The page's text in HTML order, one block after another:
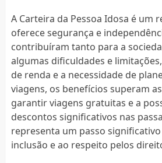
A Carteira da Pessoa Idosa é um
oferece segurança e
contribuíram tanto para a
algumas dificuldades e
de renda e a necessidade de
viagens, os benefícios superam
garantir viagens gratuitas e a
descontos significativos nas
representa um passo
inclusão e ao respeito pelos